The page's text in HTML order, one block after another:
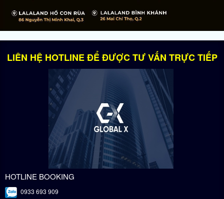
LIÊN HỆ HOTLINE ĐỂ ĐƯỢC TƯ VẤN TRỰC TIẾP
HOTLINE BOOKING
0933 693 909